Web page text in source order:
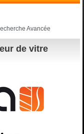
Avancée
de vitre